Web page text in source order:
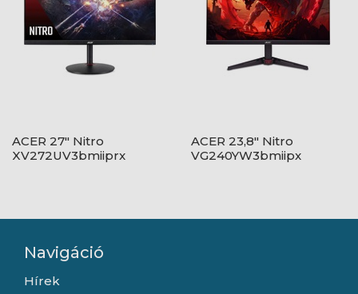
ACER 27" Nitro
XV272UV3bmiiprx
ACER 23,8" Nitro
VG240YW3bmiipx
Navigáció
Hírek